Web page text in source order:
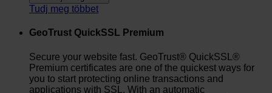
Tudj meg többet
GeoTrust QuickSSL Premium
Secure your website fast. GeoTrust® QuickSSL®
Premium certificates are one of the quickest ways for
you to start protecting online transactions and
applications with SSL. With an automatic